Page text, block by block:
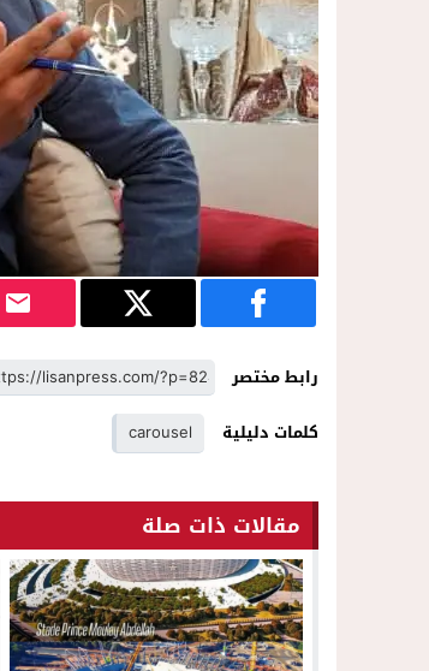
رابط مختصر
كلمات دليلية
carousel
مقالات ذات صلة